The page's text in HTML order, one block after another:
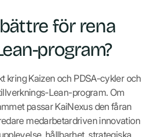
för rena
program?
kring Kaizen och PDSA-cykler och
Lean-program. Om
passar KaiNexus den fåran
medarbetardriven innovation
hållbarhet, strategiska